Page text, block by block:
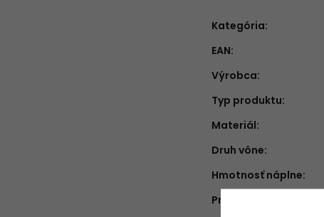
Kategória:
EAN:
Výrobca:
Typ produktu:
Materiál:
Druh vône:
Hmotnosť náplne:
Približná doba horenia